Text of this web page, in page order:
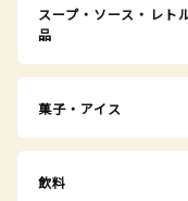
スープ・ソース・レト
品
菓子・アイス
飲料